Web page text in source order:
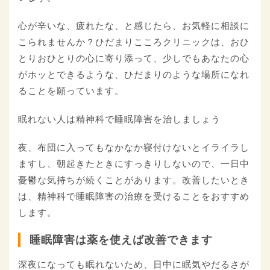
心が辛いな、疲れたな、と感じたら、お気軽に相談に
こられませんか？ひだまりこころクリニックは、おひ
とりおひとりの心に寄り添って、少しでもあなたの心
がホッとできるような、ひだまりのような場所になれ
ることを願っています。
眠れない人は精神科で睡眠障害を治しましょう
夜、布団に入ってもなかなか寝付けないとイライラし
ますし、朝起きたときにすっきりしないので、一日中
憂鬱な気持ちが続くことがあります。改善したいとき
は、精神科で睡眠障害の治療を受けることをおすすめ
します。
睡眠障害は薬を使えば改善できます
深夜になっても眠れないため、日中に眠気やだるさが